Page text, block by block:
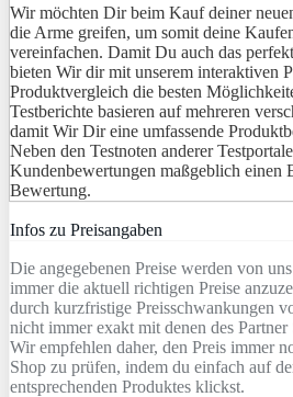
Wir möchten Dir beim Kauf deiner
die Arme greifen, um somit deine
vereinfachen. Damit Du auch das
bieten Wir dir mit unserem interaktiven
Produktvergleich die besten
Testberichte basieren auf mehreren
damit Wir Dir eine umfassende
Neben den Testnoten anderer
Kundenbewertungen maßgeblich einen
Bewertung.
Infos zu Preisangaben
Die angegebenen Preise werden von
immer die aktuell richtigen Preise
durch kurzfristige Preisschwankungen
nicht immer exakt mit denen des Partner
Wir empfehlen daher, den Preis immer
Shop zu prüfen, indem du einfach auf
entsprechenden Produktes klickst.